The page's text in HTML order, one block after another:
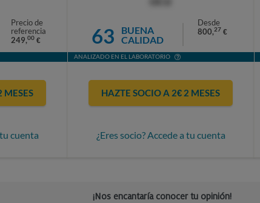
Precio de
referencia
249,00 €
MESES
cuenta
63
BUENA
CALIDAD
Desde
800,27 €
ANALIZADO EN EL LABORATORIO
HAZTE SOCIO A 2€ 2 MESES
¿Eres socio? Accede a tu cuenta